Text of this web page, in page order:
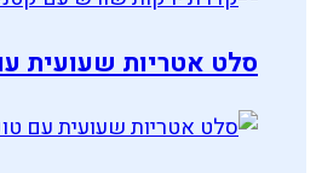
סלט אטריות שעועית